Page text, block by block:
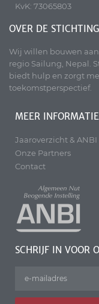
KvK: 73065803
OVER DE STICHTING
Wij willen bouwen
regio Sailung, Nepal.
biedt hulp en zorgt
toekomstperspectief.
MEER INFORMATIE
Jaaroverzicht & ANBI
Onze Partners
Contact
SCHRIJF IN VOOR